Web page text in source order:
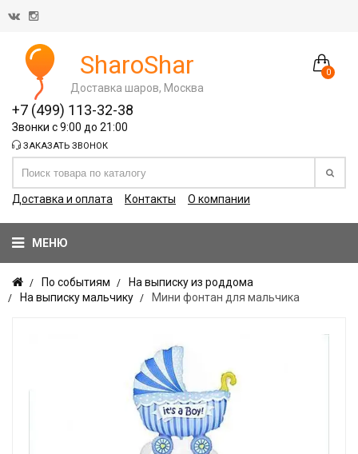
0
SharoShar
Доставка шаров, Москва
+7 (499) 113-32-38
Звонки с 9:00 до 21:00
ЗАКАЗАТЬ ЗВОНОК
Доставка и оплата Контакты О компании
МЕНЮ
По событиям
На выписку из роддома
На выписку мальчику
Мини фонтан для мальчика